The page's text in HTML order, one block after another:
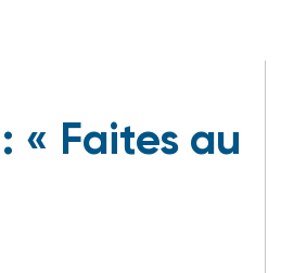
« Faites au